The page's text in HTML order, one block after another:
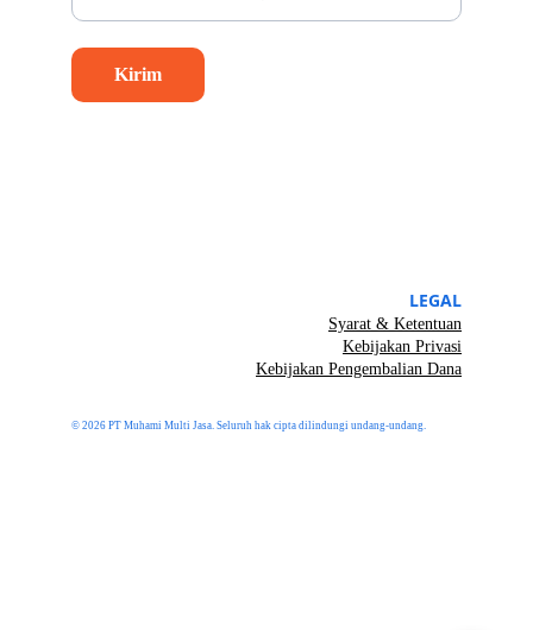
Kirim
© 2026 PT Muhami Multi Jasa. Seluruh hak cipta dilindungi undang-undang.
Syarat & Ketentuan
Kebijakan Privasi
LEGAL
Kebijakan Pengembalian Dana